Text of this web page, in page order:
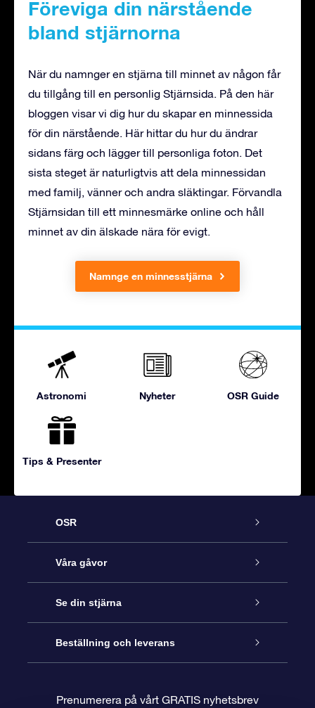
Föreviga din närstående
bland stjärnorna
När du namnger en stjärna till minnet av någon får
du tillgång till en personlig Stjärnsida. På den här
bloggen visar vi dig hur du skapar en minnessida
för din närstående. Här hittar du hur du ändrar
sidans färg och lägger till personliga foton. Det
sista steget är naturligtvis att dela minnessidan
med familj, vänner och andra släktingar. Förvandla
Stjärnsidan till ett minnesmärke online och håll
minnet av din älskade nära för evigt.
Namnge en minnesstjärna
Astronomi Nyheter OSR Guide
Tips & Presenter
OSR
Kundtjänst
Kontakta oss
Blogg
Våra gåvor
Online-Stjärngåva
OSR Gåvopaket
Se din stjärna
Stjärnregiste
Beställning och leverans
Prenumerera på vårt GRATIS nyhetsbrev